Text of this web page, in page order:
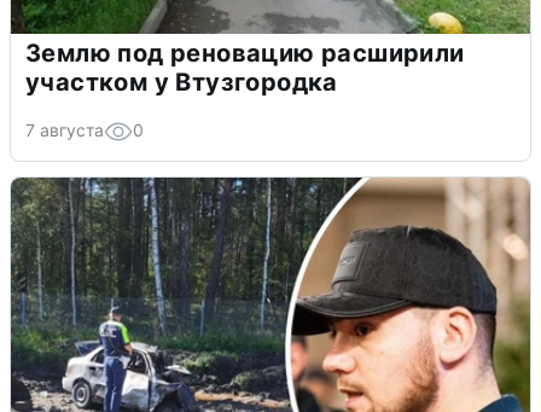
Землю под реновацию расширили
участком у Втузгородка
7 августа 0